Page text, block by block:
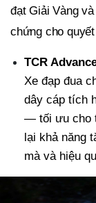
đạt Giải Vàng
chứng cho
TCR
Xe đạp đua
dây cáp tích
— tối ưu cho
lại khả năng
mà và hiệu